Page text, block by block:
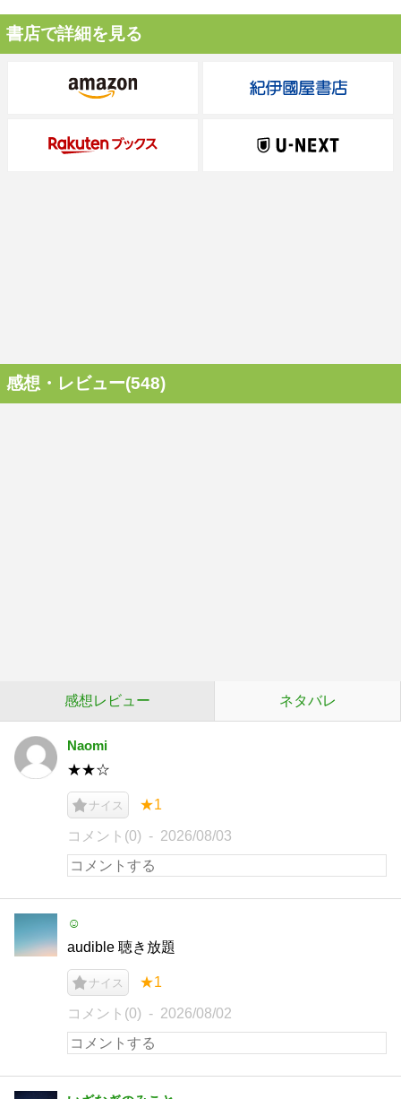
書店で詳細を見る
感想・レビュー(548)
感想レビュー ネタバレ
Naomi
★★☆
ナイス ★1
コメント(0) 2026/08/03
☺︎
audible 聴き放題
ナイス ★1
コメント(0) 2026/08/02